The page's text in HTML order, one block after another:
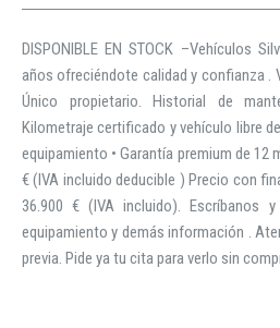
DISPONIBLE EN STOCK –Vehículos
años ofreciéndote calidad y confianza .
Único propietario. Historial de
Kilometraje certificado y vehículo libre
equipamiento • Garantía premium de 12
€ (IVA incluido deducible ) Precio con
36.900 € (IVA incluido). Escríbanos
equipamiento y demás información .
previa. Pide ya tu cita para verlo sin